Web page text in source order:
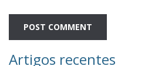
Artigos recentes